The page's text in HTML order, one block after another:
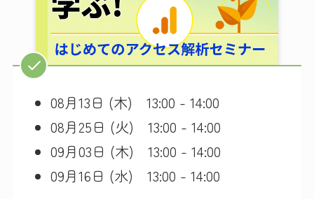
08月13日 (木) 13:00 - 14:00
08月25日 (火) 13:00 - 14:00
09月03日 (木) 13:00 - 14:00
09月16日 (水) 13:00 - 14:00